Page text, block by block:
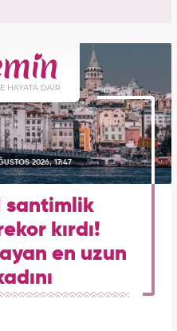
2026, 17:47
santimlik
kırdı!
en uzun